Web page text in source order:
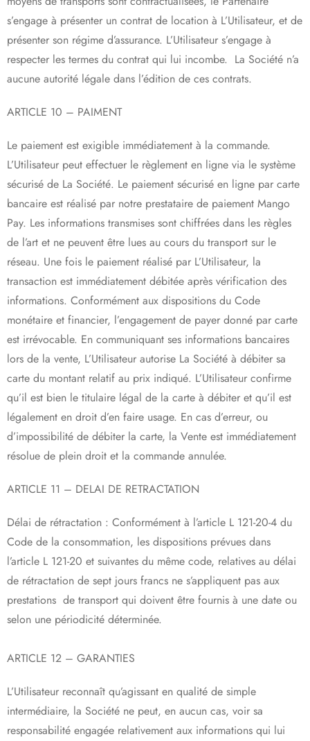
s’engage à présenter un contrat de location à L’Utilisateur, et de
présenter son régime d’assurance. L’Utilisateur s’engage à
respecter les termes du contrat qui lui incombe. La Société n’a
aucune autorité légale dans l’édition de ces contrats.
ARTICLE 10 – PAIMENT
Le paiement est exigible immédiatement à la commande.
L’Utilisateur peut effectuer le règlement en ligne via le système
sécurisé de La Société. Le paiement sécurisé en ligne par carte
bancaire est réalisé par notre prestataire de paiement Mango
Pay. Les informations transmises sont chiffrées dans les règles
de l’art et ne peuvent être lues au cours du transport sur le
réseau. Une fois le paiement réalisé par L’Utilisateur, la
transaction est immédiatement débitée après vérification des
informations. Conformément aux dispositions du Code
monétaire et financier, l’engagement de payer donné par carte
est irrévocable. En communiquant ses informations bancaires
lors de la vente, L’Utilisateur autorise La Société à débiter sa
carte du montant relatif au prix indiqué. L’Utilisateur confirme
qu’il est bien le titulaire légal de la carte à débiter et qu’il est
légalement en droit d’en faire usage. En cas d’erreur, ou
d’impossibilité de débiter la carte, la Vente est immédiatement
résolue de plein droit et la commande annulée.
ARTICLE 11 – DELAI DE RETRACTATION
Délai de rétractation : Conformément à l’article L 121-20-4 du
Code de la consommation, les dispositions prévues dans
l’article L 121-20 et suivantes du même code, relatives au délai
de rétractation de sept jours francs ne s’appliquent pas aux
prestations de transport qui doivent être fournis à une date ou
selon une périodicité déterminée.
ARTICLE 12 – GARANTIES
L’Utilisateur reconnaît qu’agissant en qualité de simple
intermédiaire, la Société ne peut, en aucun cas, voir sa
responsabilité engagée relativement aux informations qui lui